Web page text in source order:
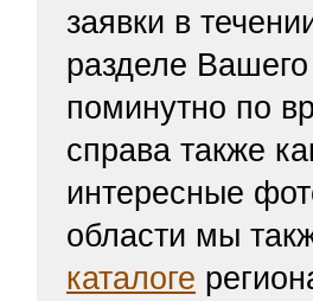
заявки в
разделе
поминутно по
справа также
интересные
области мы
каталоге